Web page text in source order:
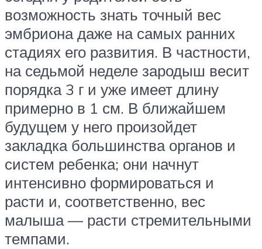
возможность знать точный вес
эмбриона даже на самых ранних
стадиях его развития. В частности,
на седьмой неделе зародыш весит
порядка 3 г и уже имеет длину
примерно в 1 см. В ближайшем
будущем у него произойдет
закладка большинства органов и
систем ребенка; они начнут
интенсивно формироваться и
расти и, соответственно, вес
малыша — расти стремительными
темпами.